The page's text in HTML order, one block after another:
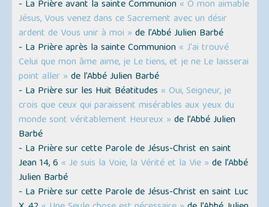
- La Prière avant la sainte Communion « Ô mon aimable
Jésus, Vous venez dans ce Sacrement avec un désir
ardent de Vous unir à moi » de l’Abbé Julien Barbé
- La Prière après la sainte Communion « J'ai trouvé
Celui que mon âme aime, je Le tiens, et je ne Le laisserai
point aller » de l’Abbé Julien Barbé
- La Prière sur les Huit Béatitudes « Oui, Seigneur, je
crois que ceux qui paraissent misérables aux yeux du
monde sont véritablement Heureux » de l’Abbé Julien
Barbé
- La Prière sur cette Parole de Jésus-Christ en saint
Jean 14, 6 « Je suis la Voie, la Vérité et la Vie » de l’Abbé
Julien Barbé
- La Prière sur cette Parole de Jésus-Christ en saint Luc